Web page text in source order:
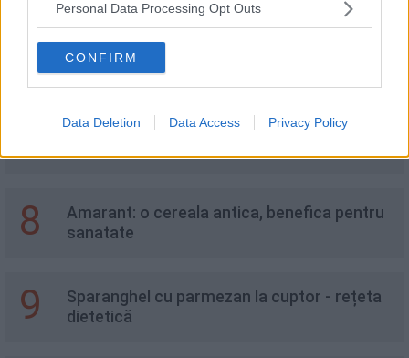
Personal Data Processing Opt Outs
CONFIRM
Data Deletion Data Access Privacy Policy
6 Prajitura cu Gin tonic
8
Amarant: o cereala antica, benefica pentru
sanatate
9
Sparanghel cu parmezan la cuptor - rețeta
dietetică